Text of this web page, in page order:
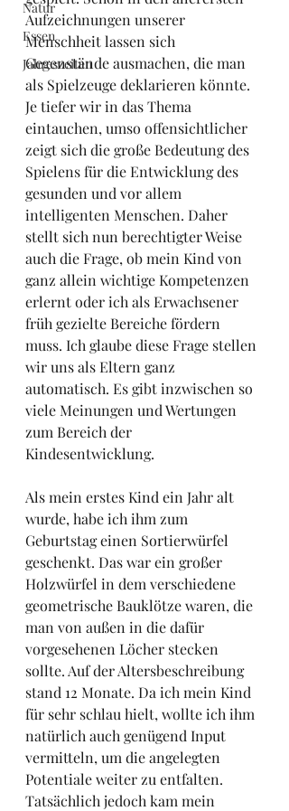
Natur
Essen
Jahreszeiten
Aufzeichnungen unserer
Menschheit lassen sich
Gegenstände ausmachen, die man
als Spielzeuge deklarieren könnte.
Je tiefer wir in das Thema
eintauchen, umso offensichtlicher
zeigt sich die große Bedeutung des
Spielens für die Entwicklung des
gesunden und vor allem
intelligenten Menschen. Daher
stellt sich nun berechtigter Weise
auch die Frage, ob mein Kind von
ganz allein wichtige Kompetenzen
erlernt oder ich als Erwachsener
früh gezielte Bereiche fördern
muss. Ich glaube diese Frage stellen
wir uns als Eltern ganz
automatisch. Es gibt inzwischen so
viele Meinungen und Wertungen
zum Bereich der
Kindesentwicklung.
Als mein erstes Kind ein Jahr alt
wurde, habe ich ihm zum
Geburtstag einen Sortierwürfel
geschenkt. Das war ein großer
Holzwürfel in dem verschiedene
geometrische Bauklötze waren, die
man von außen in die dafür
vorgesehenen Löcher stecken
sollte. Auf der Altersbeschreibung
stand 12 Monate. Da ich mein Kind
für sehr schlau hielt, wollte ich ihm
natürlich auch genügend Input
vermitteln, um die angelegten
Potentiale weiter zu entfalten.
Tatsächlich jedoch kam mein